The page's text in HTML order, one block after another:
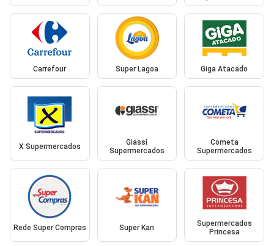
Carrefour Super Lagoa Giga Atacado
X Supermercados
Giassi
Supermercados
Cometa
Supermercados
Rede Super Compras Super Kan
Supermercados
Princesa